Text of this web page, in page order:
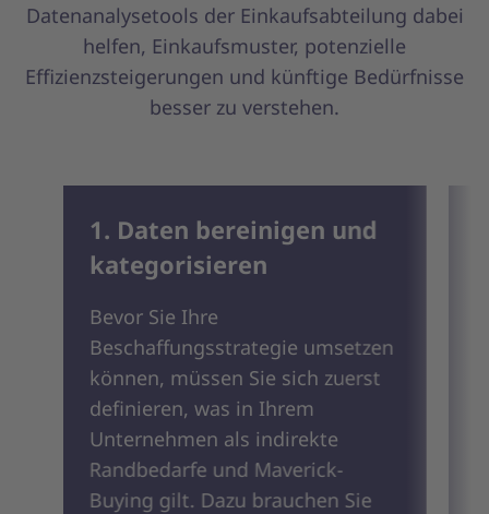
Datenanalysetools der Einkaufsabteilung dabei
helfen, Einkaufsmuster, potenzielle
Effizienzsteigerungen und künftige Bedürfnisse
besser zu verstehen.
1. Daten bereinigen und
kategorisieren
Bevor Sie Ihre
Beschaffungsstrategie umsetzen
können, müssen Sie sich zuerst
definieren, was in Ihrem
Unternehmen als indirekte
Randbedarfe und Maverick-
Buying gilt. Dazu brauchen Sie